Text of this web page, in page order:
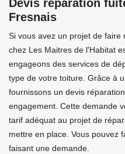
Devis réparation
Fresnais
Si vous avez un projet de
chez Les Maitres de l'Habitat
engageons des services de
type de votre toiture. Grâce à
fournissons un devis
engagement. Cette demande
tarif adéquat au projet de
mettre en place. Vous pouvez
faisant une demande.